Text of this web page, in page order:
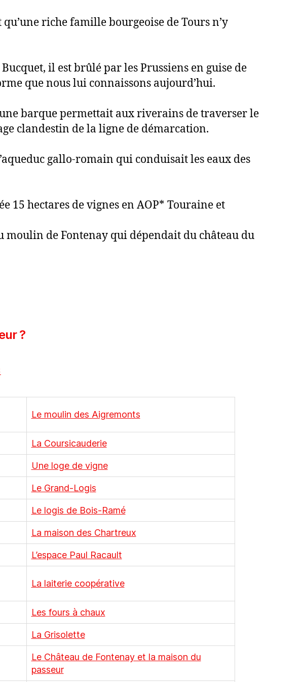
riche famille bourgeoise de Tours n’y
il est brûlé par les Prussiens en guise de
que nous lui connaissons aujourd’hui.
barque permettait aux riverains de traverser le
clandestin de la ligne de démarcation.
gallo-romain qui conduisait les eaux des
15 hectares de vignes en AOP* Touraine et
moulin de Fontenay qui dépendait du château du
?
Le moulin des Aigremonts
La Coursicauderie
Une loge de vigne
Le Grand-Logis
Le logis de Bois-Ramé
La maison des Chartreux
L’espace Paul Racault
La laiterie coopérative
Les fours à chaux
La Grisolette
Le Château de Fontenay et la maison du
passeur